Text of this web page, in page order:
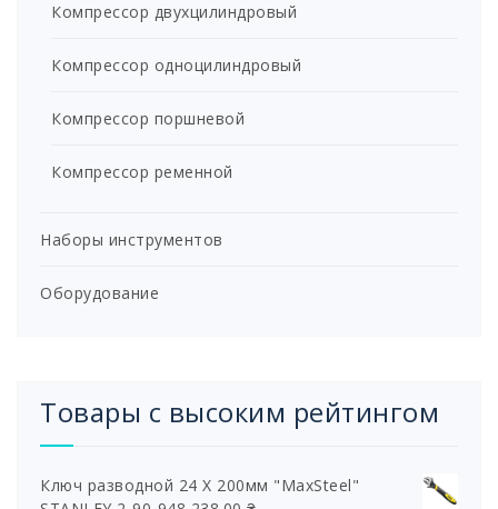
Компрессор двухцилиндровый
Компрессор одноцилиндровый
Компрессор поршневой
Компрессор ременной
Наборы инструментов
Оборудование
Товары с высоким рейтингом
Ключ разводной 24 Х 200мм "MaxSteel"